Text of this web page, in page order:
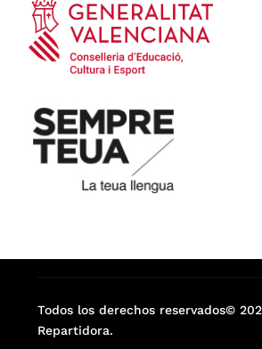
Todos los derechos reservados©
Repartidora.